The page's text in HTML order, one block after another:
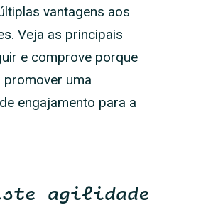
vantagens aos
Veja as principais
e comprove porque
promover uma
engajamento para a
agilidade